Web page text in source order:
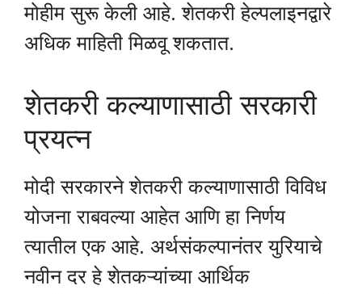
मोहीम सुरू केली आहे. शेतकरी हेल्पलाइनद्वारे
अधिक माहिती मिळवू शकतात.
शेतकरी कल्याणासाठी सरकारी
प्रयत्न
मोदी सरकारने शेतकरी कल्याणासाठी विविध
योजना राबवल्या आहेत आणि हा निर्णय
त्यातील एक आहे. अर्थसंकल्पानंतर युरियाचे
नवीन दर हे शेतकऱ्यांच्या आर्थिक